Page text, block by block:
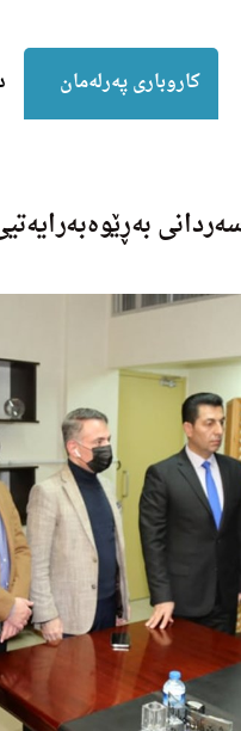
کاروباری پەرلەمان